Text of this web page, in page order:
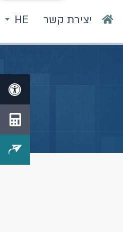
יצירת קשר HE